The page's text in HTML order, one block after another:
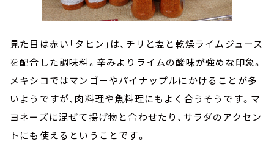
見た目は赤い「タヒン」は、チリと塩と乾燥ライムジュース
を配合した調味料。辛みよりライムの酸味が強めな印象。
メキシコではマンゴーやパイナップルにかけることが多
いようですが、肉料理や魚料理にもよく合うそうです。マ
ヨネーズに混ぜて揚げ物と合わせたり、サラダのアクセン
トにも使えるということです。